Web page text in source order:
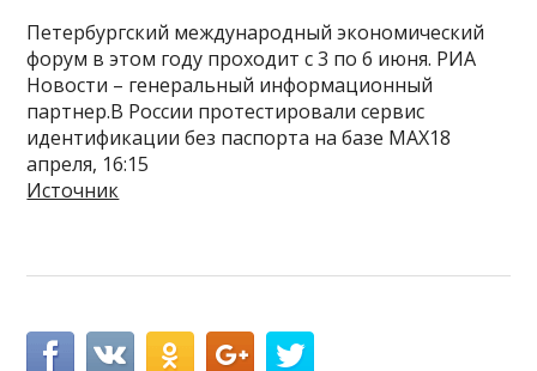
Петербургский международный экономический
форум в этом году проходит с 3 по 6 июня. РИА
Новости – генеральный информационный
партнер.В России протестировали сервис
идентификации без паспорта на базе MAX18
апреля, 16:15
Источник